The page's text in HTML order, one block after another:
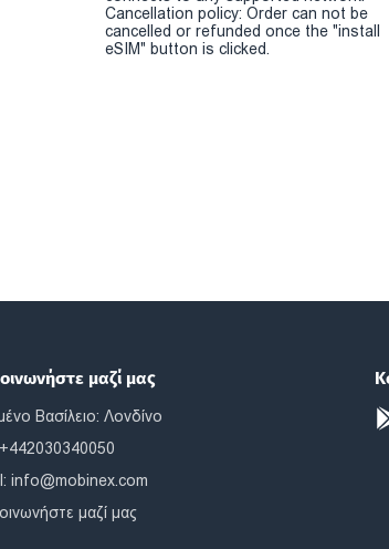
Cancellation policy: Order can not be
cancelled or refunded once the "install
eSIM" button is clicked.
μαζί μας
Βασίλειο: Λονδίνο
info@mobinex.com
μαζί μας